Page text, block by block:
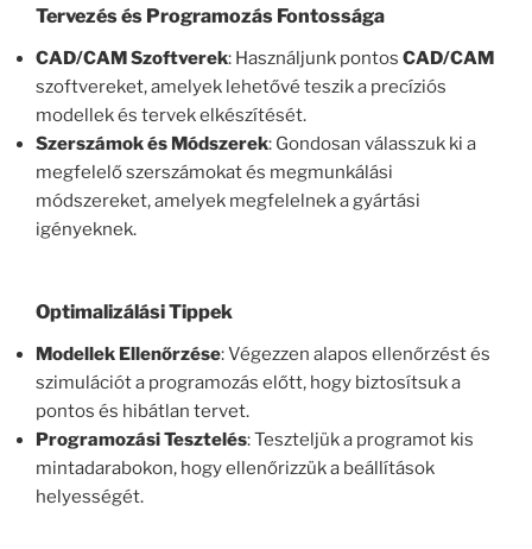
Tervezés és Programozás Fontossága
CAD/CAM Szoftverek: Használjunk pontos CAD/CAM
szoftvereket, amelyek lehetővé teszik a precíziós
modellek és tervek elkészítését.
Szerszámok és Módszerek: Gondosan válasszuk ki a
megfelelő szerszámokat és megmunkálási
módszereket, amelyek megfelelnek a gyártási
igényeknek.
Optimalizálási Tippek
Modellek Ellenőrzése: Végezzen alapos ellenőrzést és
szimulációt a programozás előtt, hogy biztosítsuk a
pontos és hibátlan tervet.
Programozási Tesztelés: Teszteljük a programot kis
mintadarabokon, hogy ellenőrizzük a beállítások
helyességét.